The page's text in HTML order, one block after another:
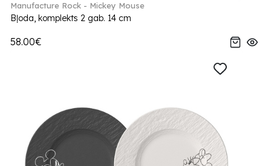
Manufacture Rock - Mickey Mouse
Bļoda, komplekts 2 gab. 14 cm
58.00€